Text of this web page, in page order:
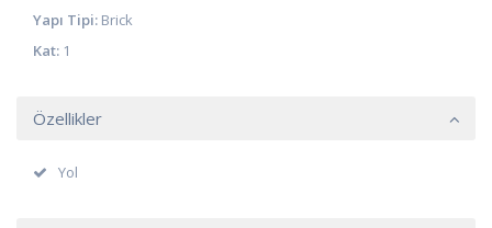
Yapı Tipi: Brick
Kat: 1
Özellikler
Yol